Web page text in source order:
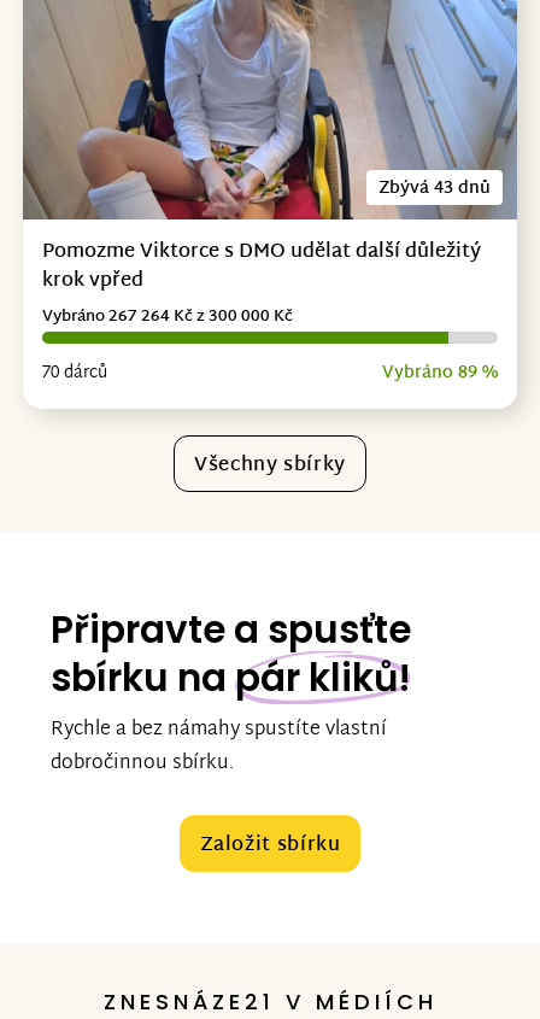
Zbývá 43 dnů
Pomozme Viktorce s DMO udělat další důležitý
krok vpřed
70 dárců Vybráno 89 %
Vybráno 267 264 Kč z 300 000 Kč
Všechny sbírky
Připravte a spusťte
sbírku na pár kliků!
Rychle a bez námahy spustíte vlastní
dobročinnou sbírku.
Založit sbírku
ZNESNÁZE21 V MÉDIÍCH